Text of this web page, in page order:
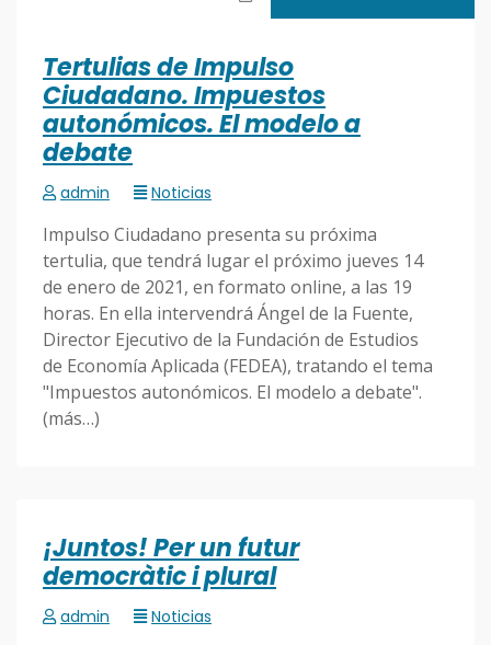
Tertulias de Impulso
Ciudadano. Impuestos
autonómicos. El modelo a
debate
admin Noticias
Impulso Ciudadano presenta su próxima
tertulia, que tendrá lugar el próximo jueves 14
de enero de 2021, en formato online, a las 19
horas. En ella intervendrá Ángel de la Fuente,
Director Ejecutivo de la Fundación de Estudios
de Economía Aplicada (FEDEA), tratando el tema
"Impuestos autonómicos. El modelo a debate".
(más…)
¡Juntos! Per un futur
democràtic i plural
admin Noticias